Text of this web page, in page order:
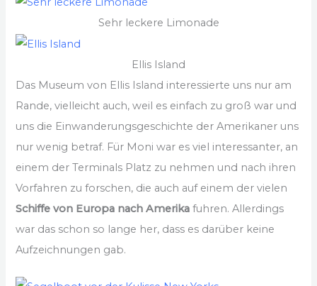
Sehr leckere Limonade
Ellis Island
Das Museum von Ellis Island interessierte uns nur am
Rande, vielleicht auch, weil es einfach zu groß war und
uns die Einwanderungsgeschichte der Amerikaner uns
nur wenig betraf. Für Moni war es viel interessanter, an
einem der Terminals Platz zu nehmen und nach ihren
Vorfahren zu forschen, die auch auf einem der vielen
Schiffe von Europa nach Amerika fuhren. Allerdings
war das schon so lange her, dass es darüber keine
Aufzeichnungen gab.